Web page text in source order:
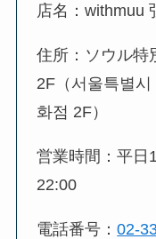
店名：withmuu
住所：ソウル特
2F（서울특별
화점 2F）
営業時間：平日
22:00
電話番号：02-